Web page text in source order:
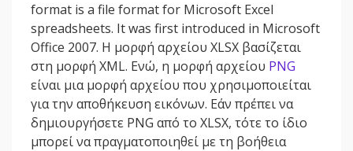
format is a file format for Microsoft Excel
spreadsheets. It was first introduced in Microsoft
Office 2007. Η μορφή αρχείου XLSX βασίζεται
στη μορφή XML. Ενώ, η μορφή αρχείου PNG
είναι μια μορφή αρχείου που χρησιμοποιείται
για την αποθήκευση εικόνων. Εάν πρέπει να
δημιουργήσετε PNG από το XLSX, τότε το ίδιο
μπορεί να πραγματοποιηθεί με τη βοήθεια